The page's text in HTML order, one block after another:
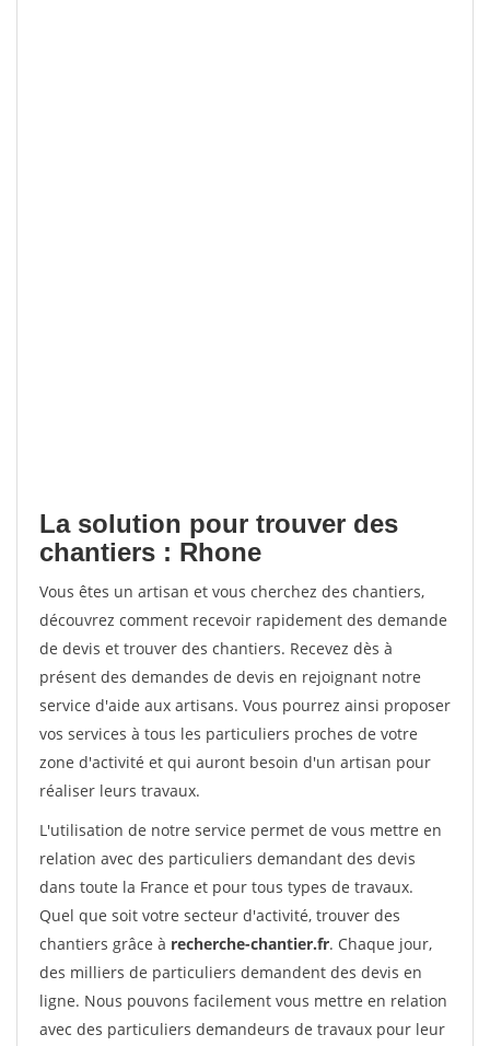
La solution pour trouver des
chantiers : Rhone
Vous êtes un artisan et vous cherchez des chantiers,
découvrez comment recevoir rapidement des demande
de devis et trouver des chantiers. Recevez dès à
présent des demandes de devis en rejoignant notre
service d'aide aux artisans. Vous pourrez ainsi proposer
vos services à tous les particuliers proches de votre
zone d'activité et qui auront besoin d'un artisan pour
réaliser leurs travaux.
L'utilisation de notre service permet de vous mettre en
relation avec des particuliers demandant des devis
dans toute la France et pour tous types de travaux.
Quel que soit votre secteur d'activité, trouver des
chantiers grâce à recherche-chantier.fr. Chaque jour,
des milliers de particuliers demandent des devis en
ligne. Nous pouvons facilement vous mettre en relation
avec des particuliers demandeurs de travaux pour leur